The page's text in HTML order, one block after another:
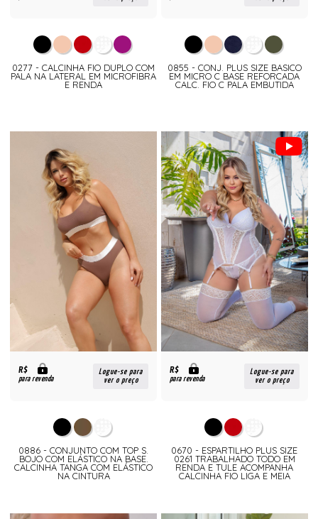
0277 - CALCINHA FIO DUPLO COM
PALA NA LATERAL EM MICROFIBRA
E RENDA
0855 - CONJ. PLUS SIZE BASICO
EM MICRO C BASE REFORCADA
CALC. FIO C PALA EMBUTIDA
R$
para revenda
Logue-se para
ver o preço
0886 - CONJUNTO COM TOP S.
BOJO COM ELÁSTICO NA BASE.
CALCINHA TANGA COM ELÁSTICO
NA CINTURA
R$
para revenda
Logue-se para
ver o preço
0670 - ESPARTILHO PLUS SIZE
0261 TRABALHADO TODO EM
RENDA E TULE ACOMPANHA
CALCINHA FIO LIGA E MEIA